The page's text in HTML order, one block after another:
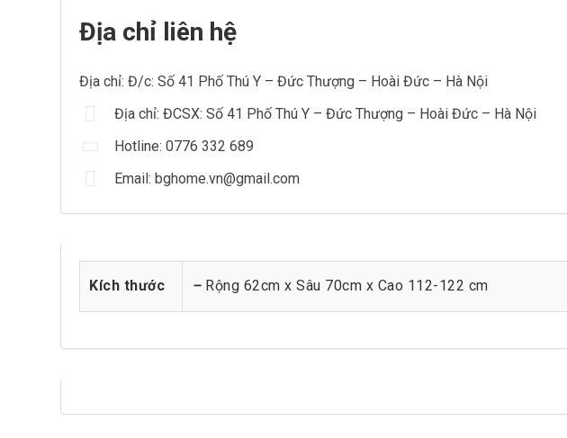
Địa chỉ liên hệ
Địa chỉ: Đ/c: Số 41 Phố Thú Y – Đức Thượng – Hoài Đức – Hà Nội
Địa chỉ: ĐCSX: Số 41 Phố Thú Y – Đức Thượng – Hoài Đức – Hà Nội
Hotline: 0776 332 689
Email: bghome.vn@gmail.com
Kích thước – Rộng 62cm x Sâu 70cm x Cao 112-122 cm